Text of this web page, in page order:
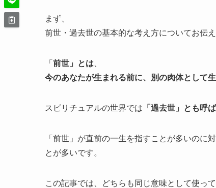
まず、
前世・過去世の基本的な考え方についてお伝え
「 前世」とは
今のあなたが生まれる前に、別の肉体として
スピリチュアルの世界では 「過去世」とも呼
「前世」が直前の一生を指すことが多いのに
とが多いです。
この記事では、どちらも同じ意味として使って